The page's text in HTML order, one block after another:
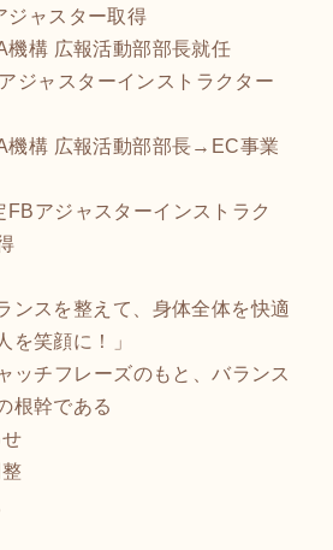
ャスター取得
構 広報活動部部長就任
ャスターインストラクター
構 広報活動部部長→EC事業
アジャスターインストラク
ンスを整えて、身体全体を快適
を笑顔に！」
ッチフレーズのもと、バランス
根幹である